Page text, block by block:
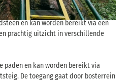
Brückner | CC-BY-SA
en kan worden bereikt via een
prachtig uitzicht in verschillende
paden en kan worden bereikt via
De toegang gaat door bosterrein